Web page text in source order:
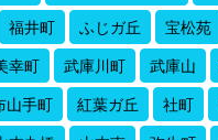
福井町 ふじガ丘 宝松苑
幸町 武庫川町 武庫山
山手町 紅葉ガ丘 社町